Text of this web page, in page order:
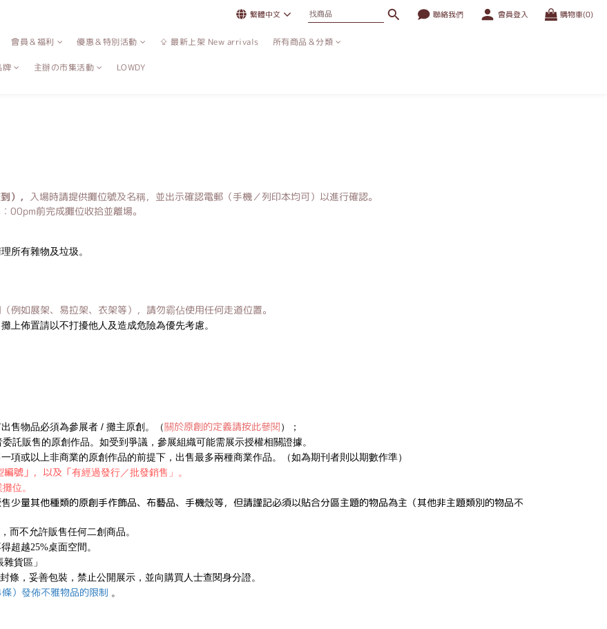
繁體中文 聯絡我們 會員登入 購物車(0)
會員＆福利 優惠＆特別活動 ⇪ 最新上架 New arrivals 所有商品＆分類
牌 主辦の市集活動 LOWDY
），
入場時請提供攤位號及名稱，並出示確認電郵（手機／列印本均可）以進行確認。
前完成攤位收拾並離場。
所有雜物及垃圾。
例如展架、易拉架、衣架等），請勿霸佔使用任何走道位置。
攤上佈置請以不打擾他人及造成危險為優先考慮。
售物品必須為參展者 / 攤主原創。（關於原創的定義請按此參閱）；
託販售的原創作品。 如受到爭議，參展組織可能需展示授權相關證據。
項或以上非商業的原創作品的前提下，出售最多兩種商業作品。（如為期刊者則以期數作準）
編號」，以及「有經過發行／批發銷售」。
位。
少量其他種類的原創手作飾品、布藝品、手機殼等，但請謹記必須以貼合分區主題的物品為主（其他非主題類別的物品不
而不允許販售任何二創商品。
超越25%桌面空間。
貨區」
條，妥善包裝，禁止公開展示，並向購買人士查閱身分證。
）發佈不雅物品的限制 。